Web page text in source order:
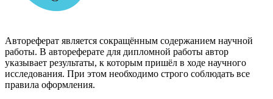
Автореферат является сокращённым содержанием научной
работы. В автореферате для дипломной работы автор
указывает результаты, к которым пришёл в ходе научного
исследования. При этом необходимо строго соблюдать все
правила оформления.